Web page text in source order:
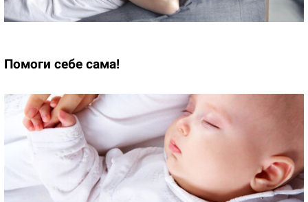
Помоги себе сама!